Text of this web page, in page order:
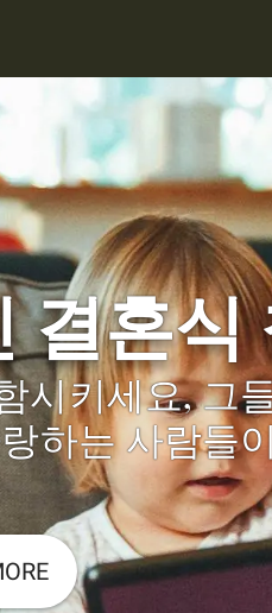
결혼
시키세요, 그
하는 사람들